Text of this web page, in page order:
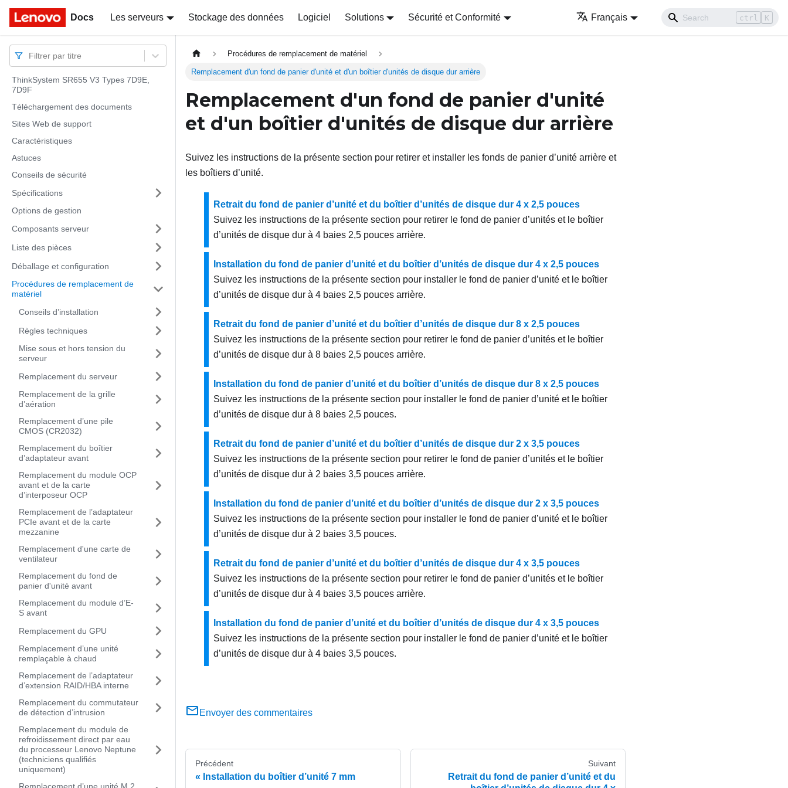
Docs Les serveurs Stockage des données Logiciel Solutions Sécurité et Conformité Français ctrl K
Docs
Filtrer par titre
ThinkSystem SR655 V3 Types 7D9E,
7D9F
Téléchargement des documents
Sites Web de support
Caractéristiques
Astuces
Conseils de sécurité
Spécifications
Options de gestion
Composants serveur
Liste des pièces
Déballage et configuration
Procédures de remplacement de
matériel
Conseils d’installation
Règles techniques
Mise sous et hors tension du
serveur
Remplacement du serveur
Remplacement de la grille
d’aération
Remplacement d’une pile
CMOS (CR2032)
Remplacement du boîtier
d’adaptateur avant
Remplacement du module OCP
avant et de la carte
d’interposeur OCP
Remplacement de l’adaptateur
PCIe avant et de la carte
mezzanine
Remplacement d'une carte de
ventilateur
Remplacement du fond de
panier d'unité avant
Remplacement du module d’E-
S avant
Remplacement du GPU
Remplacement d’une unité
remplaçable à chaud
Remplacement de l’adaptateur
d’extension RAID/HBA interne
Remplacement du commutateur
de détection d’intrusion
Remplacement du module de
refroidissement direct par eau
du processeur Lenovo Neptune
(techniciens qualifiés
uniquement)
Procédures de remplacement de matériel
Remplacement d'un fond de panier d'unité et d'un boîtier d'unités de disque dur arrière
Remplacement d'un fond de panier d'unité
et d'un boîtier d'unités de disque dur arrière
Suivez les instructions de la présente section pour retirer et installer les fonds de panier d’unité arrière et
les boîtiers d’unité.
Retrait du fond de panier d’unité et du boîtier d’unités de disque dur 4 x 2,5 pouces
Suivez les instructions de la présente section pour retirer le fond de panier d’unités et le boîtier
d’unités de disque dur à 4 baies 2,5 pouces arrière.
Installation du fond de panier d’unité et du boîtier d’unités de disque dur 4 x 2,5 pouces
Suivez les instructions de la présente section pour installer le fond de panier d’unité et le boîtier
d’unités de disque dur à 4 baies 2,5 pouces arrière.
Retrait du fond de panier d’unité et du boîtier d’unités de disque dur 8 x 2,5 pouces
Suivez les instructions de la présente section pour retirer le fond de panier d’unités et le boîtier
d’unités de disque dur à 8 baies 2,5 pouces arrière.
Installation du fond de panier d’unité et du boîtier d’unités de disque dur 8 x 2,5 pouces
Suivez les instructions de la présente section pour installer le fond de panier d’unité et le boîtier
d’unités de disque dur à 8 baies 2,5 pouces.
Retrait du fond de panier d’unité et du boîtier d’unités de disque dur 2 x 3,5 pouces
Suivez les instructions de la présente section pour retirer le fond de panier d’unités et le boîtier
d’unités de disque dur à 2 baies 3,5 pouces arrière.
Installation du fond de panier d’unité et du boîtier d’unités de disque dur 2 x 3,5 pouces
Suivez les instructions de la présente section pour installer le fond de panier d’unité et le boîtier
d’unités de disque dur à 2 baies 3,5 pouces.
Retrait du fond de panier d’unité et du boîtier d’unités de disque dur 4 x 3,5 pouces
Suivez les instructions de la présente section pour retirer le fond de panier d’unités et le boîtier
d’unités de disque dur à 4 baies 3,5 pouces arrière.
Installation du fond de panier d’unité et du boîtier d’unités de disque dur 4 x 3,5 pouces
Suivez les instructions de la présente section pour installer le fond de panier d’unité et le boîtier
d’unités de disque dur à 4 baies 3,5 pouces.
Envoyer des commentaires
Précédent
Installation du boîtier d’unité 7 mm
Suivant
Retrait du fond de panier d’unité et du